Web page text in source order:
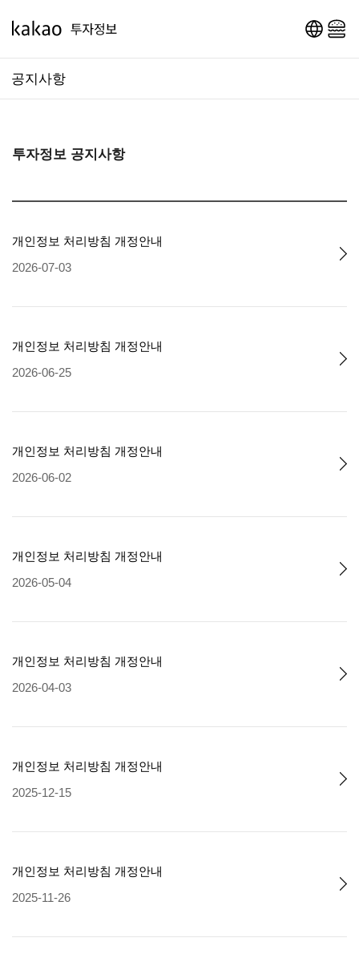
공지사항
투자정보 공지사항
개인정보 처리방침 개정안내
2026-07-03
개인정보 처리방침 개정안내
2026-06-25
개인정보 처리방침 개정안내
2026-06-02
개인정보 처리방침 개정안내
2026-05-04
개인정보 처리방침 개정안내
2026-04-03
개인정보 처리방침 개정안내
2025-12-15
개인정보 처리방침 개정안내
2025-11-26